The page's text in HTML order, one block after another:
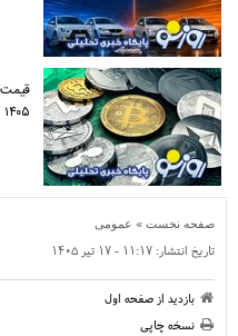
۱۴۰۵
صفحه نخست » عمومی
تاریخ انتشار: ۱۱:۱۷ - ۱۷ تير ۱۴۰۵
بازدید از صفحه اول
نسخه چاپی